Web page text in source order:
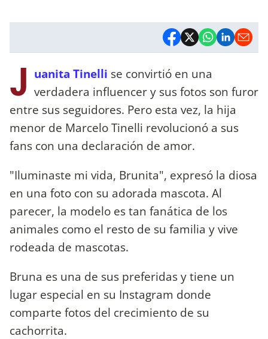
J uanita Tinelli se convirtió en una
verdadera influencer y sus fotos son furor
entre sus seguidores. Pero esta vez, la hija
menor de Marcelo Tinelli revolucionó a sus
fans con una declaración de amor.
"Iluminaste mi vida, Brunita", expresó la diosa
en una foto con su adorada mascota. Al
parecer, la modelo es tan fanática de los
animales como el resto de su familia y vive
rodeada de mascotas.
Bruna es una de sus preferidas y tiene un
lugar especial en su Instagram donde
comparte fotos del crecimiento de su
cachorrita.